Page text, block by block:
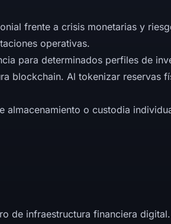
frente a crisis monetarias y
operativas.
para determinados perfiles de
blockchain. Al tokenizar reservas
almacenamiento o custodia
de infraestructura financiera digital.